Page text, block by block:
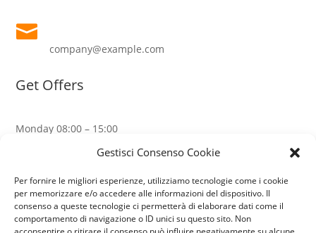
Gestisci Consenso Cookie
Per fornire le migliori esperienze, utilizziamo tecnologie come i cookie
per memorizzare e/o accedere alle informazioni del dispositivo. Il
consenso a queste tecnologie ci permetterà di elaborare dati come il
comportamento di navigazione o ID unici su questo sito. Non

company@example.com
Get Offers
Monday08:00 – 15:00
08:00 – 15:00
Thursday08:00 – 18:00
Friday07:00 – 19:00
SaturdayCLOSED
SundayCLOSED